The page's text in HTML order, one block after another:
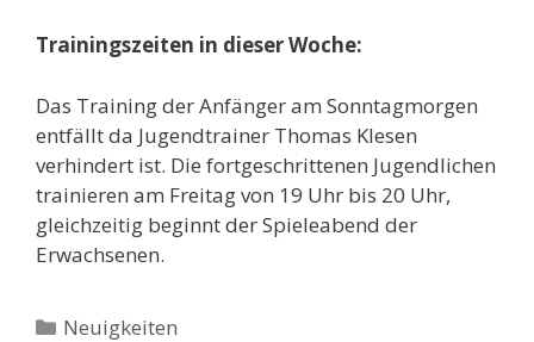
Trainingszeiten in dieser Woche:
Das Training der Anfänger am Sonntagmorgen
entfällt da Jugendtrainer Thomas Klesen
verhindert ist. Die fortgeschrittenen Jugendlichen
trainieren am Freitag von 19 Uhr bis 20 Uhr,
gleichzeitig beginnt der Spieleabend der
Erwachsenen.
Kategorien
Neuigkeiten